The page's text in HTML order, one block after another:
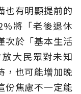
也有明顯提前的
將「老後退休
次於「基本生活
大民眾對未知
，也可能增加晚
份焦慮不一定能